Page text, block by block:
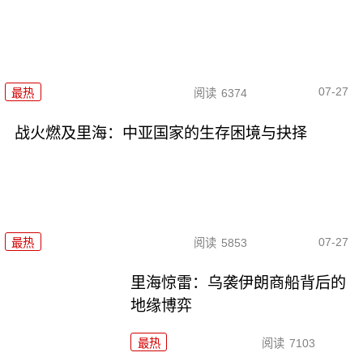
最热 阅读 6374 07-27
战火燃及里海：中亚国家的生存困境与抉择
最热 阅读 5853 07-27
里海惊雷：乌袭伊朗商船背后的
地缘博弈
最热 阅读 7103